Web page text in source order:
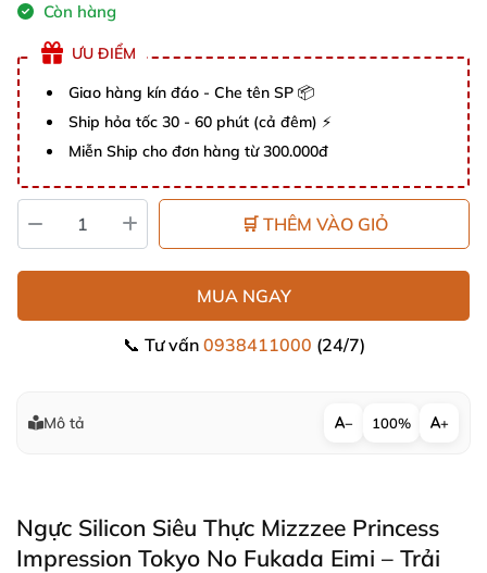
Còn hàng
ƯU ĐIỂM
Giao hàng kín đáo - Che tên SP 📦
Ship hỏa tốc 30 - 60 phút (cả đêm) ⚡
Miễn Ship cho đơn hàng từ 300.000đ
🛒 THÊM VÀO GIỎ
MUA NGAY
📞 Tư vấn 0938411000 (24/7)
Mô tả − 100% +
Ngực Silicon Siêu Thực Mizzzee Princess
Impression Tokyo No Fukada Eimi – Trải